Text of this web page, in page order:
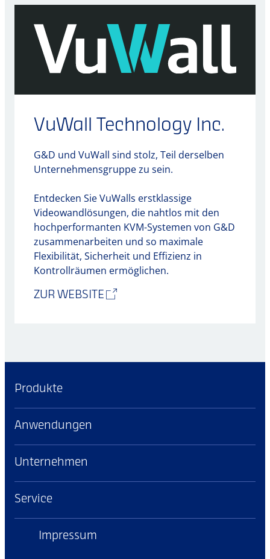
VuWall Technology Inc.
G&D und VuWall sind stolz, Teil derselben
Unternehmensgruppe zu sein.
Entdecken Sie VuWalls erstklassige
Videowandlösungen, die nahtlos mit den
hochperformanten KVM-Systemen von G&D
zusammenarbeiten und so maximale
Flexibilität, Sicherheit und Effizienz in
Kontrollräumen ermöglichen.
ZUR WEBSITE
Produkte
Anwendungen
Unternehmen
Service
Impressum